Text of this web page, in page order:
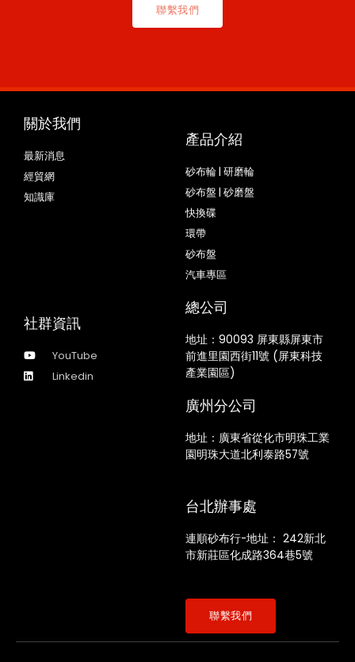
聯繫我們
關於我們
最新消息
經貿網
知識庫
產品介紹
砂布輪 | 研磨輪
砂布盤 | 砂磨盤
快換碟
環帶
砂布盤
汽車專區
社群資訊
YouTube
Linkedin
總公司
地址： 90093 屏東縣屏東市
前進里園西街11號 (屏東科技
產業園區)
廣州分公司
地址：廣東省從化市明珠工業
園明珠大道北利泰路57號
台北辦事處
連順砂布行-地址： 242新北
市新莊區化成路364巷5號
聯繫我們